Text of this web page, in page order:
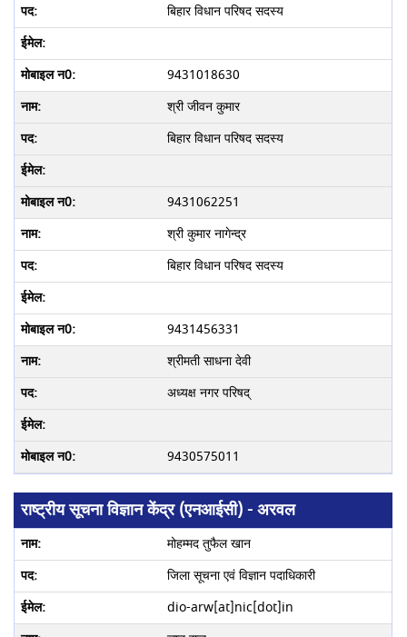
बिहार विधान परिषद सदस्य
9431018630
श्री जीवन कुमार
बिहार विधान परिषद सदस्य
9431062251
श्री कुमार नागेन्‍द्र
बिहार विधान परिषद सदस्य
9431456331
श्रीमती साधना देवी
अध्यक्ष नगर परिषद्
9430575011
राष्ट्रीय सूचना विज्ञान केंद्र (एनआईसी) - अरवल
मोहम्मद तुफैल खान
जिला सूचना एवं विज्ञान पदाधिकारी
dio-arw[at]nic[dot]in